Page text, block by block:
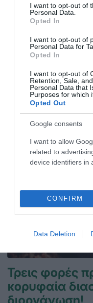
consent section.
I want to opt-out of
Personal Data.
Opted In
I want to opt-out of
Personal Data for
Opted In
I want to opt-out of
Retention, Sale,
Personal Data that
Purposes for which
Opted Out
Google consents
I want to allow
related to
device identifiers in
CONFIRM
Data Deletion
Ο Παναγιώτης Θέμελης
αποστολή της Εθνικής
Μεσογειακούς αγώνες.
09.06.2026 ΤΟΞΟΒΟΛΙΑ
ΤΕΛΕΥΤΑΙΑ
Τρεις φορές
κορυφαία
διοργάνωση!